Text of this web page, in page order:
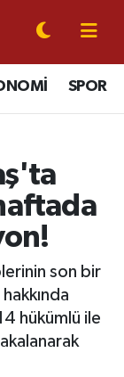
SPOR
son bir
hükümlü ile
Haritası